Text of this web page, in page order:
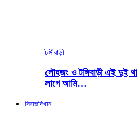
টঙ্গীবাড়ী
লৌহজং ও টঙ্গিবাড়ী এই দুই
লাগে আমি…
সিরাজদিখান